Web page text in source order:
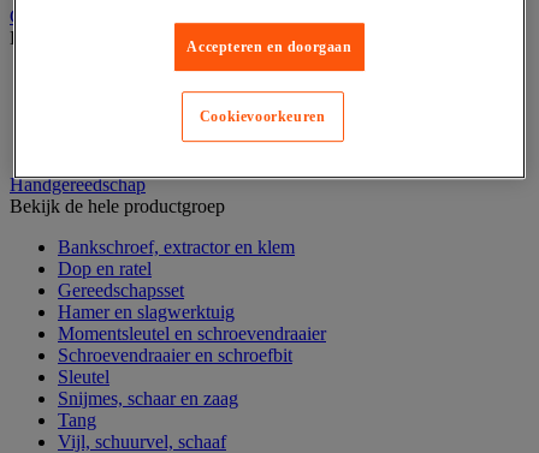
Gereedschap opbergen
Bekijk de hele productgroep
Assortimentsdoos en gereedschapkoffer
Gereedschapskist en opbergtas
Gereedschapskoffer en versterkte kist
Verrijdbare werktafel
Handgereedschap
Bekijk de hele productgroep
Bankschroef, extractor en klem
Dop en ratel
Gereedschapsset
Hamer en slagwerktuig
Momentsleutel en schroevendraaier
Schroevendraaier en schroefbit
Sleutel
Snijmes, schaar en zaag
Tang
Vijl, schuurvel, schaaf
Accepteren en doorgaan
Cookievoorkeuren